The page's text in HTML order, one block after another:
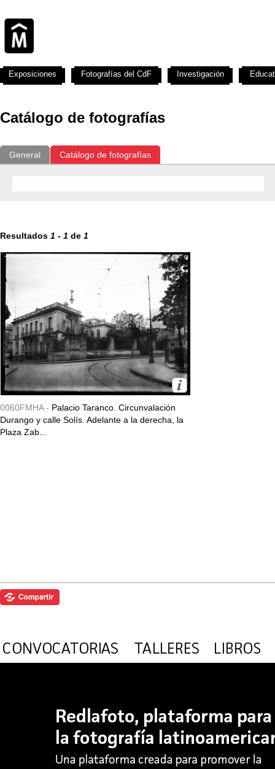
Catálogo de fotografías
General Catálogo de fotografías
Resultados 1 - 1 de 1
0060FMHA - Palacio Taranco. Circunvalación
Durango y calle Solís. Adelante a la derecha, la
Plaza Zab...
Exposiciones Fotografías del CdF Investigación